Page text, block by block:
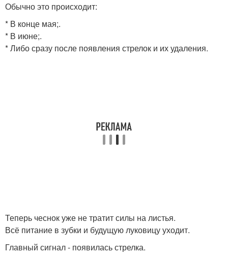
Обычно это происходит:
* В конце мая;.
* В июне;.
* Либо сразу после появления стрелок и их удаления.
Теперь чеснок уже не тратит силы на листья.
Всё питание в зубки и будущую луковицу уходит.
Главный сигнал - появилась стрелка.